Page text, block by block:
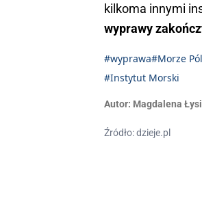
kilkoma innymi
wyprawy
#wyprawa#Morze
#Instytut Morski
Autor: Magdalena
Źródło: dzieje.pl